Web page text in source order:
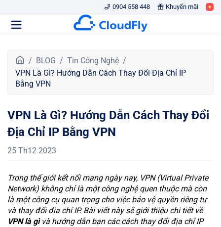
0904 558 448 Khuyến mãi
r
a
c
ủ
BLOG
Tin Công Nghệ
VPN Là Gì? Hướng Dẫn Cách Thay Đổi Địa Chỉ IP
Bằng VPN
VPN Là Gì? Hướng Dẫn Cách Thay Đổi
Địa Chỉ IP Bằng VPN
25 Th12 2023
Trong thế giới kết nối mạng ngày nay, VPN (Virtual Private
Network) không chỉ là một công nghệ quen thuộc mà còn
là một công cụ quan trọng cho việc bảo vệ quyền riêng tư
và thay đổi địa chỉ IP. Bài viết này sẽ giới thiệu chi tiết về
VPN là gìvà hướng dẫn bạn các cách thay đổi địa chỉ IP